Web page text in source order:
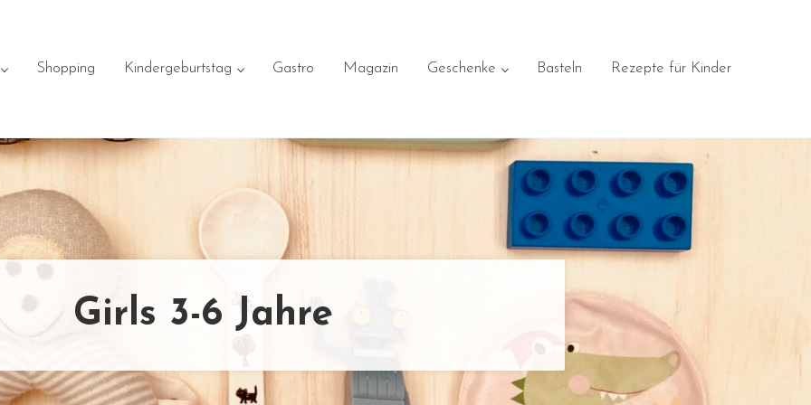
Shopping Kindergeburtstag Gastro Magazin Geschenke Basteln Rezepte für Kinder
Girls 3-6 Jahre